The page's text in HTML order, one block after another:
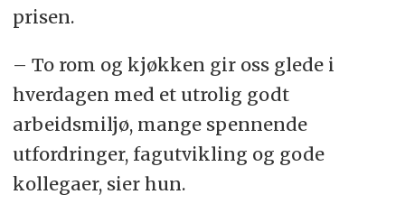
prisen.
– To rom og kjøkken gir oss glede i
hverdagen med et utrolig godt
arbeidsmiljø, mange spennende
utfordringer, fagutvikling og gode
kollegaer, sier hun.